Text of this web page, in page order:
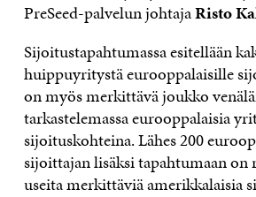
PreSeed-palvelun johtajaRisto
Sijoitustapahtumassa esitellään
huippuyritystä eurooppalaisille
on myös merkittävä joukko
tarkastelemassa eurooppalaisia
sijoituskohteina. Lähes 200
sijoittajan lisäksi tapahtumaan
useita merkittäviä amerikkalaisia